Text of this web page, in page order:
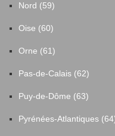
Nord (59)
Oise (60)
Orne (61)
Pas-de-Calais (62)
Puy-de-Dôme (63)
Pyrénées-Atlantiques